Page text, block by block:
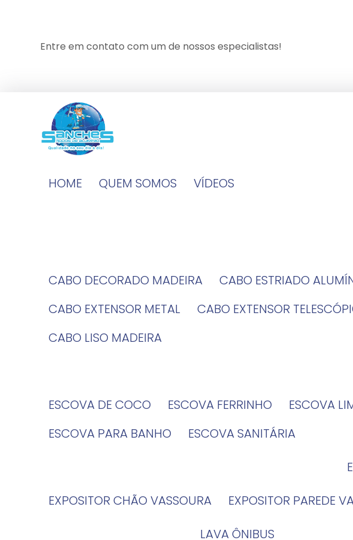
Entre em contato com um de nossos especialistas!
HOME QUEM SOMOS
VÍDEOS
CABO DECORADO MADEIRA
CABO ESTRIADO
CABO EXTENSOR METAL
CABO EXTENSOR
CABO LISO MADEIRA
ESCOVA DE COCO
ESCOVA FERRINHO ESCOVA
ESCOVA PARA BANHO
ESCOVA SANITÁRIA
EXPOSITOR CHÃO VASSOURA
EXPOSITOR PAREDE
LAVA ÔNIBUS